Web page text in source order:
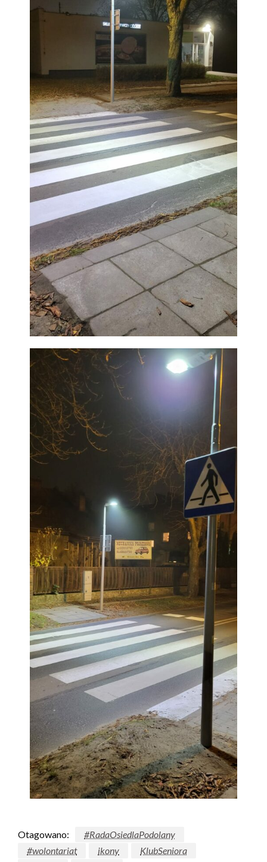
Otagowano:
#RadaOsiedlaPodolany
#wolontariat
ikony
KlubSeniora